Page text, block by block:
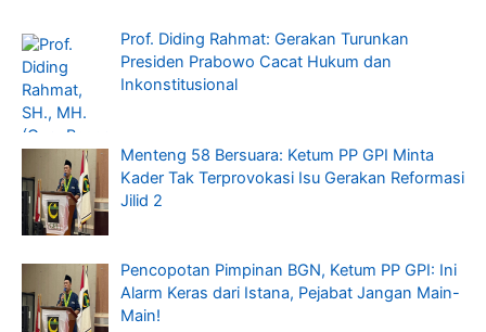
Prof. Diding Rahmat: Gerakan Turunkan
Presiden Prabowo Cacat Hukum dan
Inkonstitusional
Menteng 58 Bersuara: Ketum PP GPI Minta
Kader Tak Terprovokasi Isu Gerakan Reformasi
Jilid 2
Pencopotan Pimpinan BGN, Ketum PP GPI: Ini
Alarm Keras dari Istana, Pejabat Jangan Main-
Main!